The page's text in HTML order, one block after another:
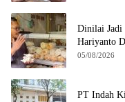
Dinilai Jadi
Hariyanto
Crispy di
05/08/2026
PT Indah